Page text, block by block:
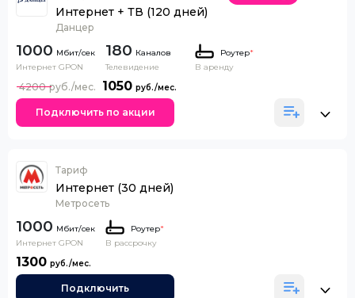
Интернет + ТВ (120 дней)
Данцер
1000
Интернет GPON
180 Каналов
Телевидение
Роутер*
В аренду
1050
4200
Подключить по акции
Тариф
Интернет (30 дней)
Метросеть
1000
Интернет GPON
Роутер*
В рассрочку
1300
Подключить